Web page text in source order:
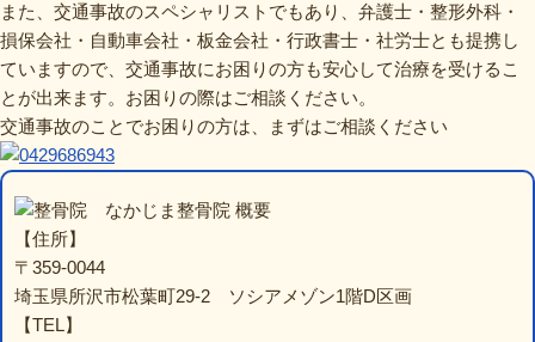
また、交通事故のスペシャリストでもあり、弁護士・整形外科・
損保会社・自動車会社・板金会社・行政書士・社労士とも提携し
ていますので、交通事故にお困りの方も安心して治療を受けるこ
とが出来ます。お困りの際はご相談ください。
交通事故のことでお困りの方は、まずはご相談ください
なかじま整骨院 概要
【住所】
〒359-0044
埼玉県所沢市松葉町29-2 ソシアメゾン1階D区画
【TEL】